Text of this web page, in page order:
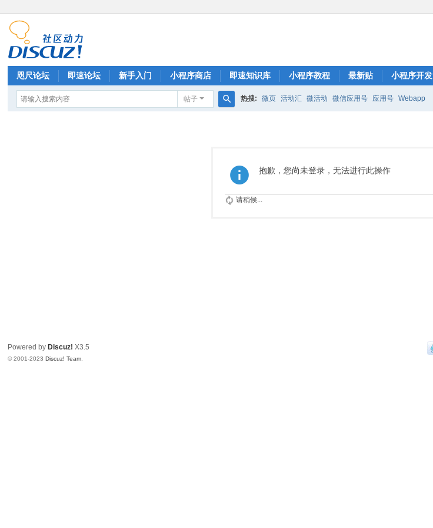
咫尺论坛 即速论坛 新手入门 小程序商店 即速知识库 小程序教程 最新贴 小程序开发
帖子 热搜: 微页 活动汇 微活动 微信应用号 应用号 Webapp
抱歉，您尚未登录，无法进行此操作
请稍候...
Powered by Discuz! X3.5
© 2001-2023Discuz! Team